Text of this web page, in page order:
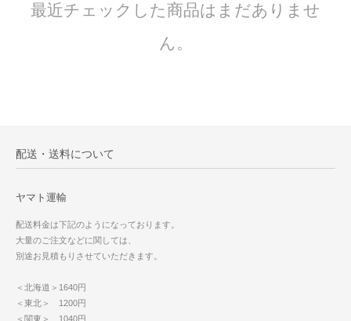
最近チェックした商品はまだありませ
ん。
配送・送料について
ヤマト運輸
配送料金は下記のようになっております。
大量のご注文などに関しては、
別途お見積もりさせていただきます。
＜北海道＞1640円
＜東北＞ 1200円
＜関東＞ 1040円